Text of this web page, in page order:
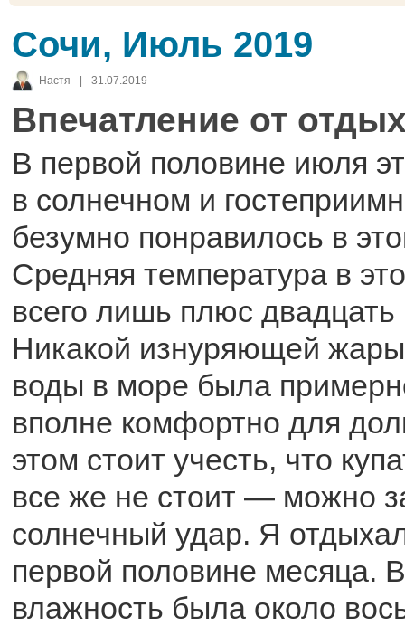
Сочи, Июль 2019
Настя | 31.07.2019
Впечатление от
В первой половине июля
в солнечном и
безумно понравилось в
Средняя температура в
всего лишь плюс двадцать
Никакой изнуряющей
воды в море была
вполне комфортно для
этом стоит учесть, что
все же не стоит — можно
солнечный удар. Я
первой половине месяца.
влажность была около